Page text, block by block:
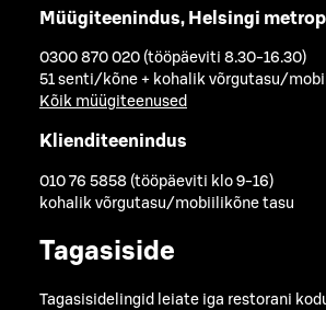
Müügiteenindus, Helsingi
0300 870 020 (tööpäeviti 8.30-16.30)
51 senti/kõne + kohalik võrgutasu/
Kõik müügiteenused
Klienditeenindus
010 76 5858 (tööpäeviti klo 9-16)
kohalik võrgutasu/mobiilikõne tasu
Tagasiside
Tagasisidelingid leiate iga restorani